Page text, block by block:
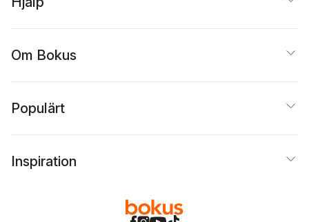
Om Bokus
Populärt
Inspiration